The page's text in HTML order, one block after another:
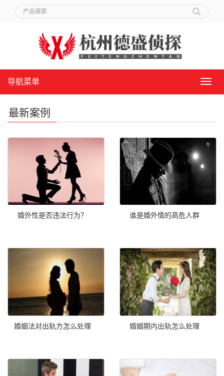
导
导航菜单
最新案例
婚外性是否违法行为？ 谁是婚外情的高危人群
婚姻法对出轨方怎么处理 婚姻期内出轨怎么处理